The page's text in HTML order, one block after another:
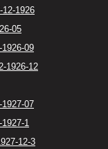
12-1926
05
1926-09
1926-12
1927-07
1927-1
12-3